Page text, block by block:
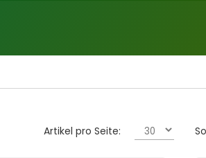
Artikel pro Seite: